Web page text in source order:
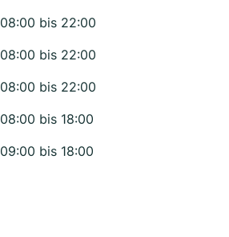
08:00 bis 22:00
08:00 bis 22:00
08:00 bis 22:00
08:00 bis 18:00
09:00 bis 18:00